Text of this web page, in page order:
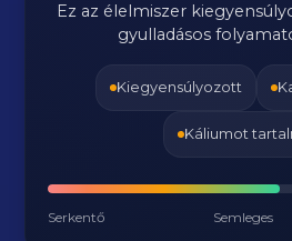
Ez az élelmiszer
gyulladásos
Kiegyensúlyozott
Káliumot
Serkentő Semleges